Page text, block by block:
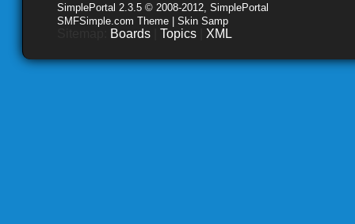
SimplePortal 2.3.5 © 2008-2012, SimplePortal
SMFSimple.com Theme | Skin Samp
Boards Topics XML